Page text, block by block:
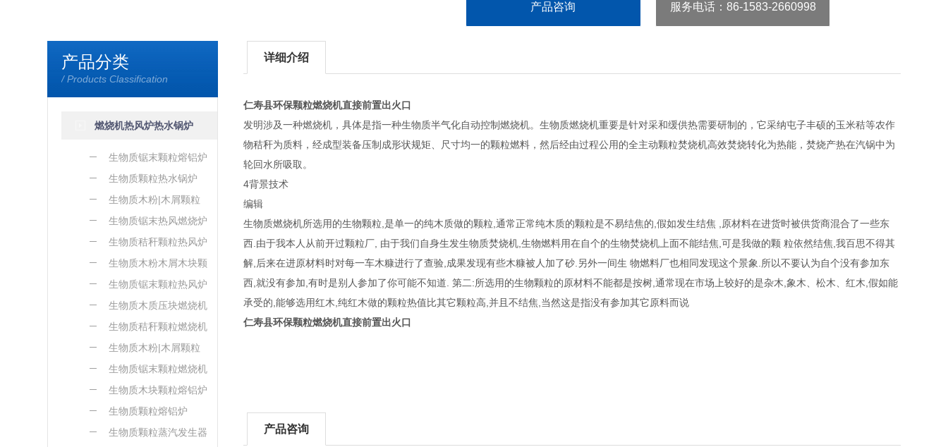
产品咨询 服务电话：86-1583-2660998
产品分类
/ Products Classification
燃烧机热风炉热水锅炉
生物质锯末颗粒熔铝炉
生物质颗粒热水锅炉
生物质木粉|木屑颗粒
熔铝炉
生物质锯末热风燃烧炉
生物质秸秆颗粒热风炉
生物质木粉木屑木块颗
粒热风炉
生物质锯末颗粒热风炉
生物质木质压块燃烧机
生物质秸秆颗粒燃烧机
生物质木粉|木屑颗粒
燃烧机
生物质锯末颗粒燃烧机
生物质木块颗粒熔铝炉
生物质颗粒熔铝炉
生物质颗粒蒸汽发生器
详细介绍
仁寿县环保颗粒燃烧机直接前置出火口
发明涉及一种燃烧机，具体是指一种生物质半气化自动控制燃烧机。生物质燃烧机重要是针对采和缓供热需要研制的，它采纳屯子丰硕的玉米秸等农作
物秸秆为质料，经成型装备压制成形状规矩、尺寸均一的颗粒燃料，然后经由过程公用的全主动颗粒焚烧机高效焚烧转化为热能，焚烧产热在汽锅中为
轮回水所吸取。
4背景技术
编辑
生物质燃烧机所选用的生物颗粒,是单一的纯木质做的颗粒,通常正常纯木质的颗粒是不易结焦的,假如发生结焦 ,原材料在进货时被供货商混合了一些东
西.由于我本人从前开过颗粒厂, 由于我们自身生发生物质焚烧机,生物燃料用在自个的生物焚烧机上面不能结焦,可是我做的颗 粒依然结焦,我百思不得其
解,后来在进原材料时对每一车木糠进行了查验,成果发现有些木糠被人加了砂.另外一间生 物燃料厂也相同发现这个景象.所以不要认为自个没有参加东
西,就没有参加,有时是别人参加了你可能不知道. 第二:所选用的生物颗粒的原材料不能都是按树,通常现在市场上较好的是杂木,象木、松木、红木,假如能
承受的,能够选用红木,纯红木做的颗粒热值比其它颗粒高,并且不结焦,当然这是指没有参加其它原料而说
仁寿县环保颗粒燃烧机直接前置出火口
产品咨询